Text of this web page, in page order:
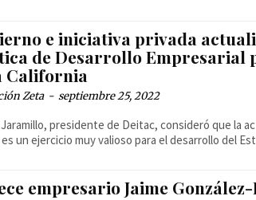
e iniciativa privada
de Desarrollo Empresarial
California
Zeta - septiembre 25, 2022
presidente de Deitac, consideró que la
es un ejercicio muy valioso para el desarrollo del
empresario Jaime